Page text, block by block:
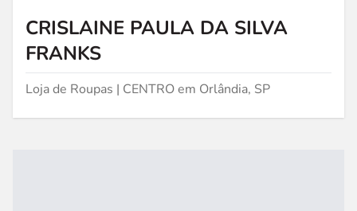
CRISLAINE PAULA DA SILVA
FRANKS
Loja de Roupas | CENTRO em Orlândia, SP